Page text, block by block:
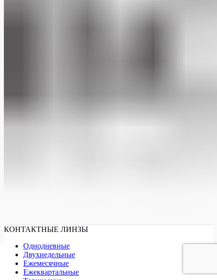
КОНТАКТНЫЕ ЛИНЗЫ
Однодневные
Двухнедельные
Ежемесячные
Ежеквартальные